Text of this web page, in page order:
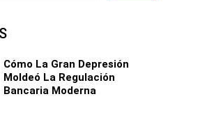
Cómo La Gran Depresión
Moldeó La Regulación
Bancaria Moderna